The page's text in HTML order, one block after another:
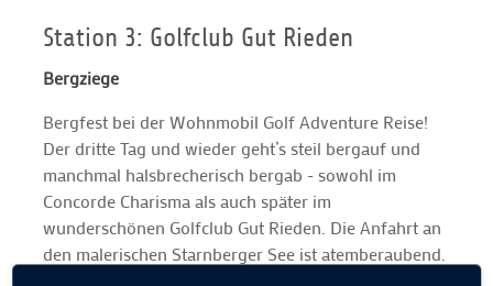
Station 3: Golfclub Gut Rieden
Bergziege
Bergfest bei der Wohnmobil Golf Adventure Reise!
Der dritte Tag und wieder geht’s steil bergauf und
manchmal halsbrecherisch bergab - sowohl im
Concorde Charisma als auch später im
wunderschönen Golfclub Gut Rieden. Die Anfahrt an
den malerischen Starnberger See ist atemberaubend.